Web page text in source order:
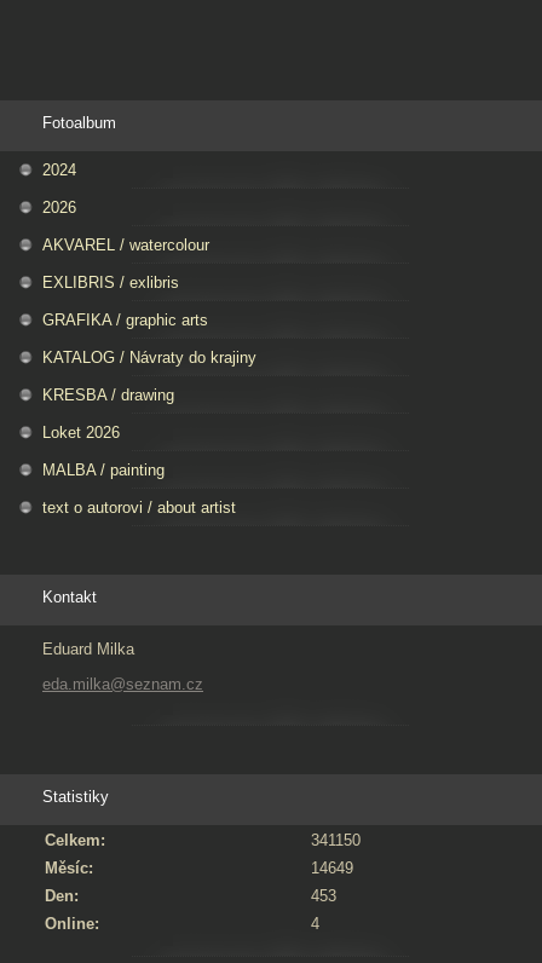
Fotoalbum
2024
2026
AKVAREL / watercolour
EXLIBRIS / exlibris
GRAFIKA / graphic arts
KATALOG / Návraty do krajiny
KRESBA / drawing
Loket 2026
MALBA / painting
text o autorovi / about artist
Kontakt
Eduard Milka
eda.milka@seznam.cz
Statistiky
Online: 4
Celkem:
341150
Měsíc:
14649
Den:
453